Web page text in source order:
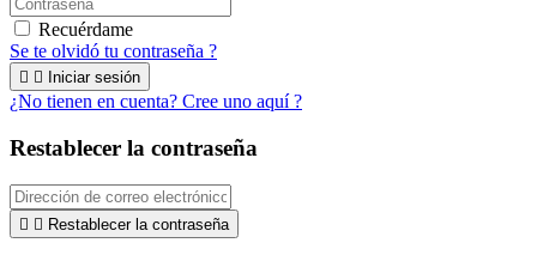
Recuérdame
Se te olvidó tu contraseña ?
  Iniciar sesión
¿No tienen en cuenta? Cree uno aquí ?
Restablecer la contraseña
  Restablecer la contraseña